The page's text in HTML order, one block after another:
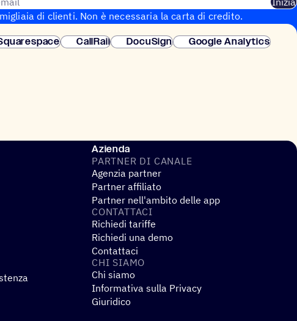
di clienti. Non è necessaria la carta di credito.
istantanea.
CallRail DocuSign
Google Analytics
Azienda
PARTNER DI CANALE
Agenzia partner
Partner affiliato
Partner nell'ambito delle app
CONTAT­TACI
Richiedi tariffe
Richiedi una demo
Contattaci
CHI SIAMO
Chi siamo
Informativa sulla Privacy
Giuridico